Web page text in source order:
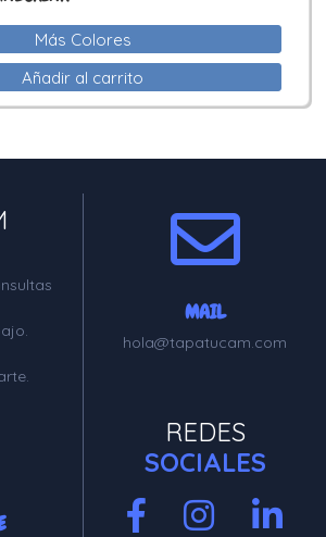
Más Colores
Añadir al carrito
MAIL
hola@tapatucam.com
REDES
SOCIALES